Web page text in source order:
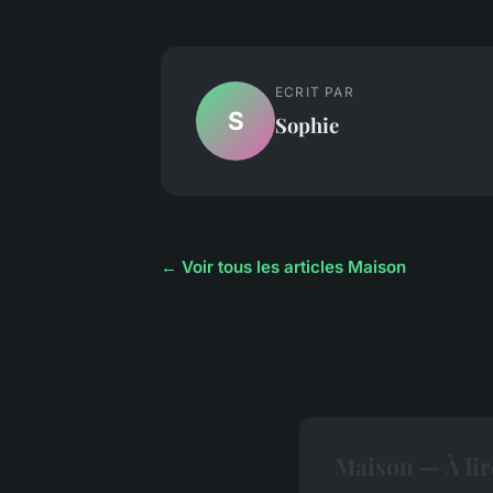
S
ECRIT PAR
Sophie
← Voir tous les articles Maison